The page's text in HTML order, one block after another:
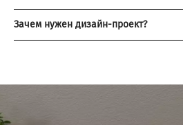
Зачем нужен дизайн-проект?